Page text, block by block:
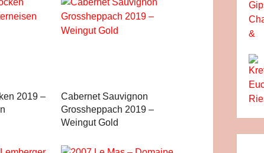
2019 –
Cabernet Sauvignon
Grossheppach 2019 –
Weingut Gold